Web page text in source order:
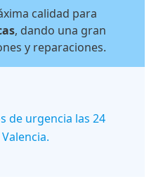
calidad para
, dando una gran
y reparaciones.
de urgencia las 24